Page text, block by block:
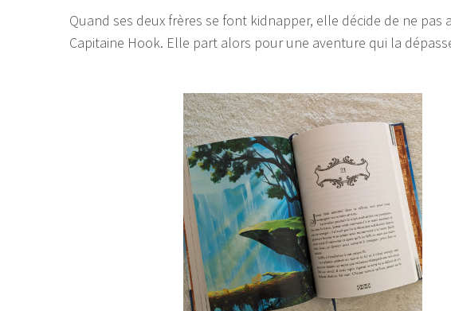
Quand ses deux frères se font kidnapper, elle décide de ne
Capitaine Hook. Elle part alors pour une aventure qui la